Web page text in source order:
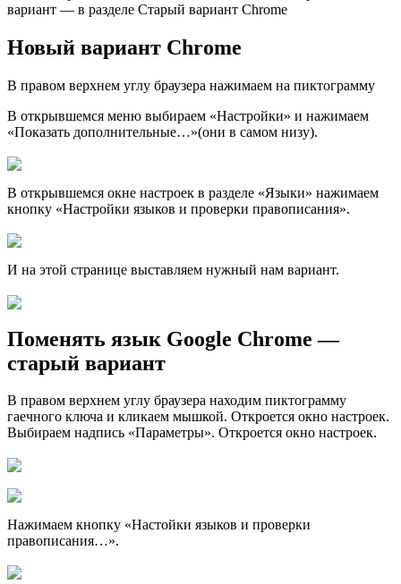
вариант — в разделе Старый вариант Chrome
Новый вариант Chrome
В правом верхнем углу браузера нажимаем на пиктограмму
В открывшемся меню выбираем «Настройки» и нажимаем
«Показать дополнительные…»(они в самом низу).
В открывшемся окне настроек в разделе «Языки» нажимаем
кнопку «Настройки языков и проверки правописания».
И на этой странице выставляем нужный нам вариант.
Поменять язык Google Chrome —
старый вариант
В правом верхнем углу браузера находим пиктограмму
гаечного ключа и кликаем мышкой. Откроется окно настроек.
Выбираем надпись «Параметры». Откроется окно настроек.
Нажимаем кнопку «Настойки языков и проверки
правописания…».